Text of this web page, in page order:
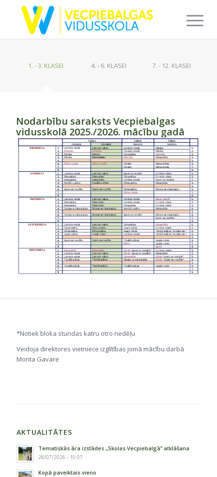
1. - 3. KLASEI 4. - 6. KLASEI 7. - 12. KLASEI
Nodarbību saraksts Vecpiebalgas
vidusskolā 2025./2026. mācību gadā
*Notiek bloka stundas katru otro nedēļu
Veidoja direktores vietniece izglītības jomā mācību darbā
Monta Gavare
AKTUALITĀTES
Tematiskās āra izstādes „Skolas Vecpiebalgā” atklāšana
28/07/2026 - 10:07
Kopā paveiktais vieno